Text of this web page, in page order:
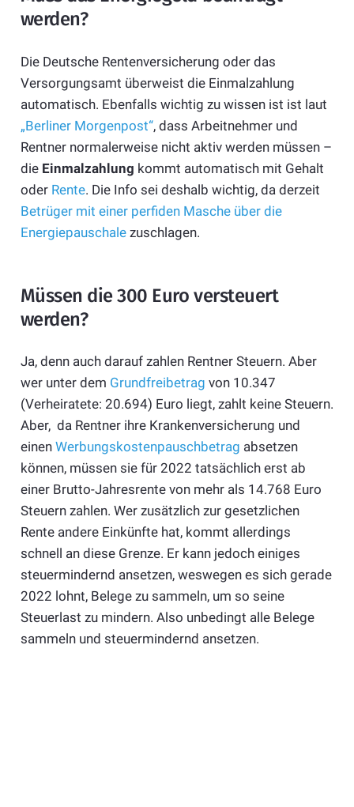
werden?
Die Deutsche Rentenversicherung oder das
Versorgungsamt überweist die Einmalzahlung
automatisch. Ebenfalls wichtig zu wissen ist ist laut
„Berliner Morgenpost“, dass Arbeitnehmer und
Rentner normalerweise nicht aktiv werden müssen –
die Einmalzahlung kommt automatisch mit Gehalt
oder Rente. Die Info sei deshalb wichtig, da derzeit
Betrüger mit einer perfiden Masche über die
Energiepauschalezuschlagen.
Müssen die 300 Euro versteuert
werden?
Ja, denn auch darauf zahlen Rentner Steuern. Aber
wer unter dem Grundfreibetrag von 10.347
(Verheiratete: 20.694) Euro liegt, zahlt keine Steuern.
Aber, da Rentner ihre Krankenversicherung und
einen Werbungskostenpauschbetrag absetzen
können, müssen sie für 2022 tatsächlich erst ab
einer Brutto-Jahresrente von mehr als 14.768 Euro
Steuern zahlen. Wer zusätzlich zur gesetzlichen
Rente andere Einkünfte hat, kommt allerdings
schnell an diese Grenze. Er kann jedoch einiges
steuermindernd ansetzen, weswegen es sich gerade
2022 lohnt, Belege zu sammeln, um so seine
Steuerlast zu mindern. Also unbedingt alle Belege
sammeln und steuermindernd ansetzen.